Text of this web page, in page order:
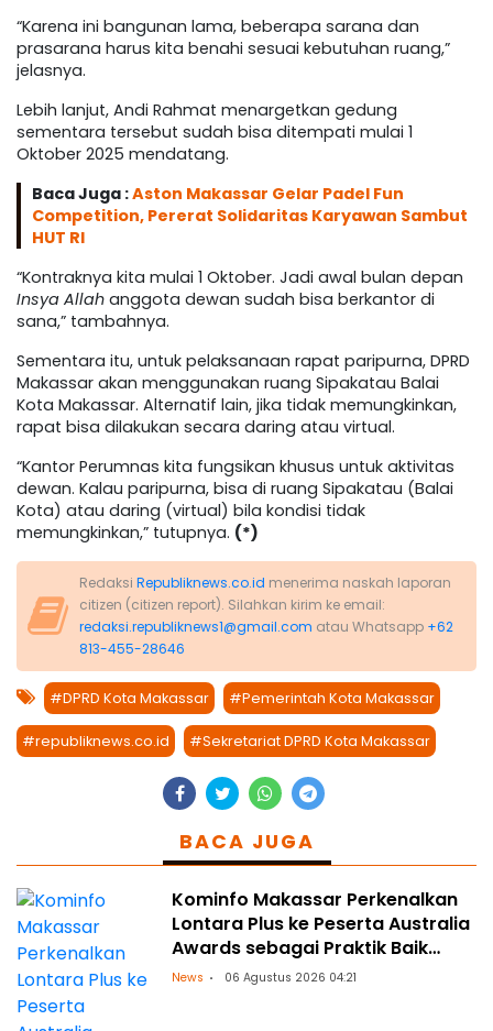
“Karena ini bangunan lama, beberapa sarana dan
prasarana harus kita benahi sesuai kebutuhan ruang,”
jelasnya.
Lebih lanjut, Andi Rahmat menargetkan gedung
sementara tersebut sudah bisa ditempati mulai 1
Oktober 2025 mendatang.
Baca Juga :Aston Makassar Gelar Padel Fun
Competition, Pererat Solidaritas Karyawan Sambut
HUT RI
“Kontraknya kita mulai 1 Oktober. Jadi awal bulan depan
Insya Allah anggota dewan sudah bisa berkantor di
sana,” tambahnya.
Sementara itu, untuk pelaksanaan rapat paripurna, DPRD
Makassar akan menggunakan ruang Sipakatau Balai
Kota Makassar. Alternatif lain, jika tidak memungkinkan,
rapat bisa dilakukan secara daring atau virtual.
“Kantor Perumnas kita fungsikan khusus untuk aktivitas
dewan. Kalau paripurna, bisa di ruang Sipakatau (Balai
Kota) atau daring (virtual) bila kondisi tidak
memungkinkan,” tutupnya. (*)
Redaksi Republiknews.co.id menerima naskah laporan
citizen (citizen report). Silahkan kirim ke email:
redaksi.republiknews1@gmail.com atau Whatsapp +62
813-455-28646
#DPRD Kota Makassar #Pemerintah Kota Makassar
#republiknews.co.id #Sekretariat DPRD Kota Makassar
BACA JUGA
Kominfo Makassar Perkenalkan
Lontara Plus ke Peserta Australia
Awards sebagai Praktik Baik
Transformasi Digital
News 06 Agustus 2026 04:21